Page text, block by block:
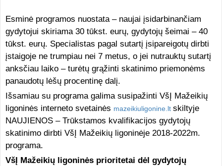
Esminė programos nuostata – naujai įsidarbinančiam
gydytojui skiriama 30 tūkst. eurų, gydytojų šeimai – 40
tūkst. eurų. Specialistas pagal sutartį įsipareigotų dirbti
įstaigoje ne trumpiau nei 7 metus, o jei nutrauktų sutartį
anksčiau laiko – turėtų grąžinti skatinimo priemonėms
panaudotų lėšų procentinę dalį.
Išsamiau su programa galima susipažinti VšĮ Mažeikių
ligoninės interneto svetainės mazeikiuligonine.lt skiltyje
NAUJIENOS – Trūkstamos kvalifikacijos gydytojų
skatinimo dirbti VšĮ Mažeikių ligoninėje 2018-2022m.
programa.
VšĮ Mažeikių ligoninės prioritetai dėl gydytojų